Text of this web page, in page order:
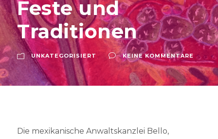
Feste und
Traditionen
UNKATEGORISIERT KEINE KOMMENTARE
Die mexikanische Anwaltskanzlei Bello,